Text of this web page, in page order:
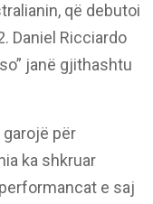
që debutoi
Daniel Ricciardo
janë gjithashtu
garojë për
ka shkruar
e saj